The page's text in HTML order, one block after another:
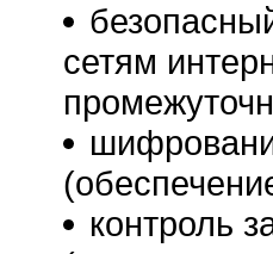
сетям
контроль